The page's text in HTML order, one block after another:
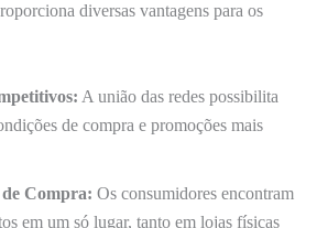
diversas vantagens para os
A união das redes possibilita
de compra e promoções mais
Compra: Os consumidores encontram
em um só lugar, tanto em lojas físicas